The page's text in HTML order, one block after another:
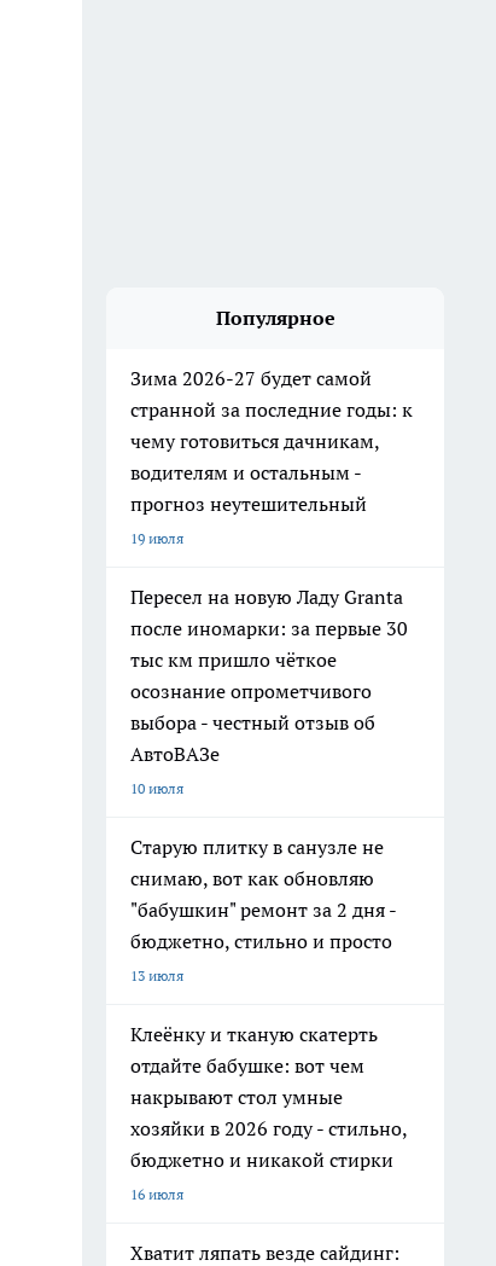
Популярное
Зима 2026-27 будет самой
странной за последние годы: к
чему готовиться дачникам,
водителям и остальным -
прогноз неутешительный
19 июля
Пересел на новую Ладу Granta
после иномарки: за первые 30
тыс км пришло чёткое
осознание опрометчивого
выбора - честный отзыв об
АвтоВАЗе
10 июля
Старую плитку в санузле не
снимаю, вот как обновляю
"бабушкин" ремонт за 2 дня -
бюджетно, стильно и просто
13 июля
Клеёнку и тканую скатерть
отдайте бабушке: вот чем
накрывают стол умные
хозяйки в 2026 году - стильно,
бюджетно и никакой стирки
16 июля
Хватит ляпать везде сайдинг: